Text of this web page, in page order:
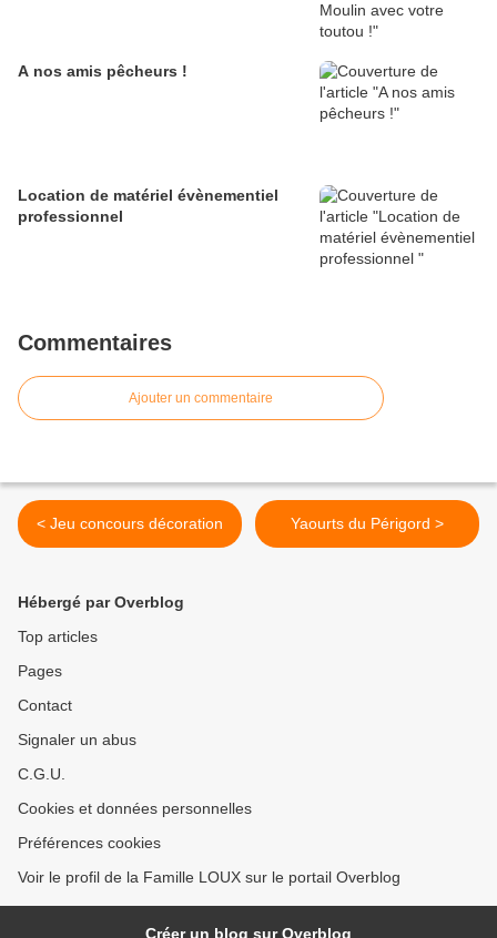
A nos amis pêcheurs !
Location de matériel évènementiel
professionnel
Commentaires
Ajouter un commentaire
< Jeu concours décoration Yaourts du Périgord >
Hébergé par Overblog
Top articles
Pages
Contact
Signaler un abus
C.G.U.
Cookies et données personnelles
Préférences cookies
Voir le profil de la Famille LOUX sur le portail Overblog
Créer un blog sur Overblog